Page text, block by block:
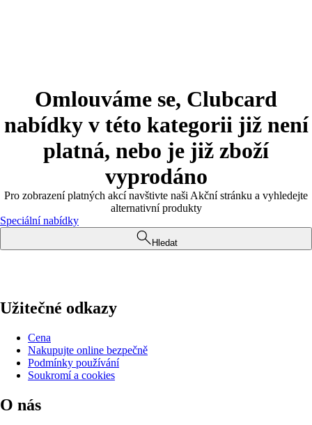
Omlouváme se, Clubcard
nabídky v této kategorii již není
platná, nebo je již zboží
vyprodáno
Pro zobrazení platných akcí navštivte naši Akční stránku a vyhledejte
alternativní produkty
Speciální nabídky
Hledat
Užitečné odkazy
Cena
Nakupujte online bezpečně
Podmínky používání
Soukromí a cookies
O nás